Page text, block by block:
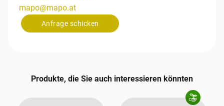
mapo@mapo.at
Anfrage schicken
Produkte, die Sie auch interessieren könnten